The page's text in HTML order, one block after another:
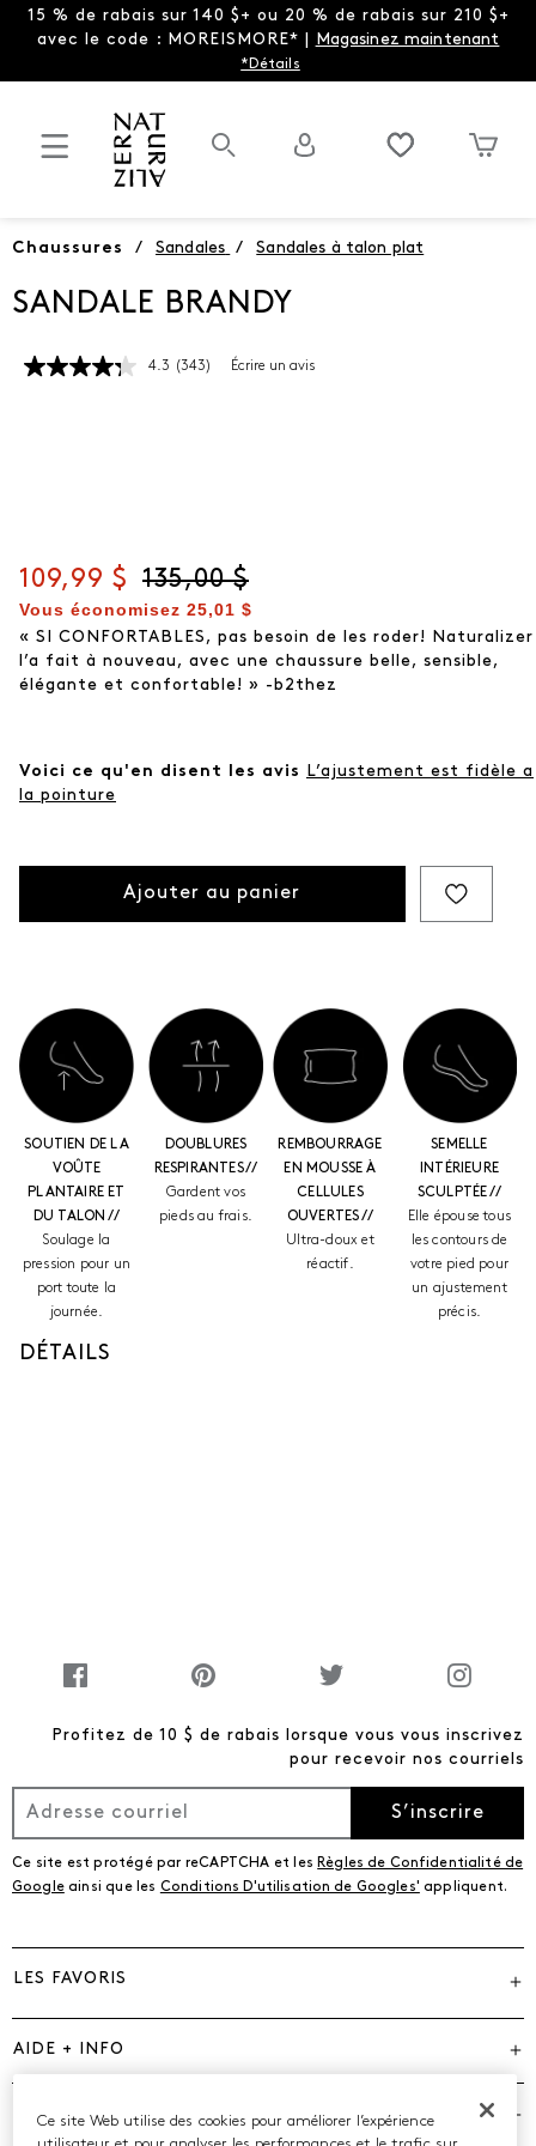
15 % de rabais sur 140 $+ ou 20 % de rabais sur 210 $+
avec le code : MOREISMORE* | Magasinez maintenant
*Détails
Chaussures / Sandales / Sandales à talon plat
SANDALE BRANDY
4.3 Lire
(343) Écrire un avis
Prix actuel
109,99 $ Prix d'origine
135,00 $
Vous économisez 25,01 $
« SI CONFORTABLES, pas besoin de les roder! Naturalizer
l’a fait à nouveau, avec une chaussure belle, sensible,
élégante et confortable! » -b2thez
Voici ce qu'en disent les avis
L’ajustement est fidèle a
la pointure
Ajouter au panier
SOUTIEN DE LA
VOÛTE
PLANTAIRE ET
DU TALON //
Soulage la
pression pour un
port toute la
journée.
DOUBLURES
RESPIRANTES //
Gardent vos
pieds au frais.
REMBOURRAGE
EN MOUSSE À
CELLULES
OUVERTES //
Ultra-doux et
réactif.
SEMELLE
INTÉRIEURE
SCULPTÉE //
Elle épouse tous
les contours de
votre pied pour
un ajustement
précis.
DÉTAILS
Profitez de 10 $ de rabais lorsque vous vous inscrivez
pour recevoir nos courriels
S’inscrire
Ce site est protégé par reCAPTCHA et les Règles de Confidentialité de
Googleainsi que les Conditions D'utilisation de Googles' appliquent.
LES FAVORIS
AIDE + INFO
MARQUES
Ce site Web utilise des cookies pour améliorer l’expérience